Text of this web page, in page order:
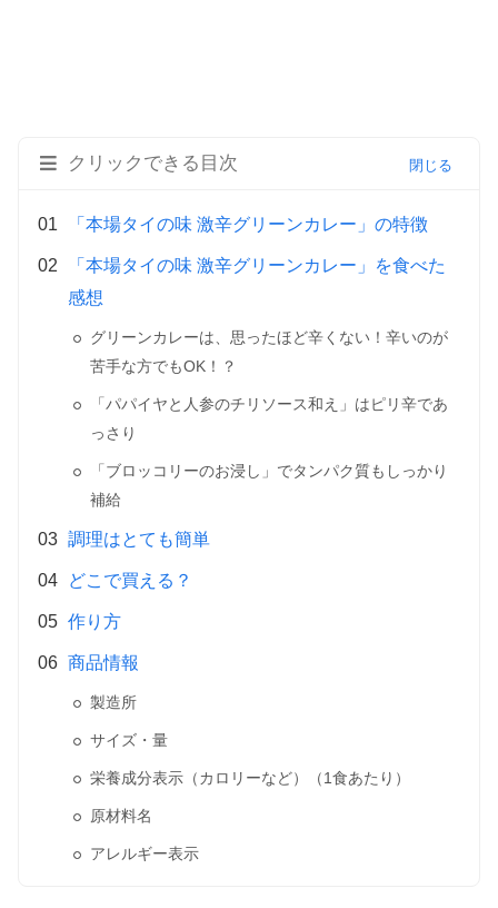
クリックできる目次
「本場タイの味 激辛グリーンカレー」の特徴
「本場タイの味 激辛グリーンカレー」を食べた
感想
グリーンカレーは、思ったほど辛くない！辛いのが
苦手な方でもOK！？
「パパイヤと人参のチリソース和え」はピリ辛であ
っさり
「ブロッコリーのお浸し」でタンパク質もしっかり
補給
調理はとても簡単
どこで買える？
作り方
商品情報
製造所
サイズ・量
栄養成分表示（カロリーなど）（1食あたり）
原材料名
アレルギー表示